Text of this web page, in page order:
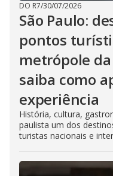
DO R7/30/07/2026
São Paulo:
pontos
metrópole
saiba como
experiência
História, cultura,
paulista um dos
turistas nacionais e